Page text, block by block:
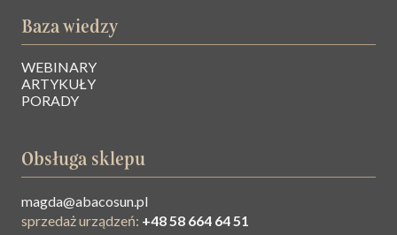
Baza wiedzy
WEBINARY
ARTYKUŁY
PORADY
Obsługa sklepu
magda@abacosun.pl
sprzedaż urządzeń: +48 58 664 64 51